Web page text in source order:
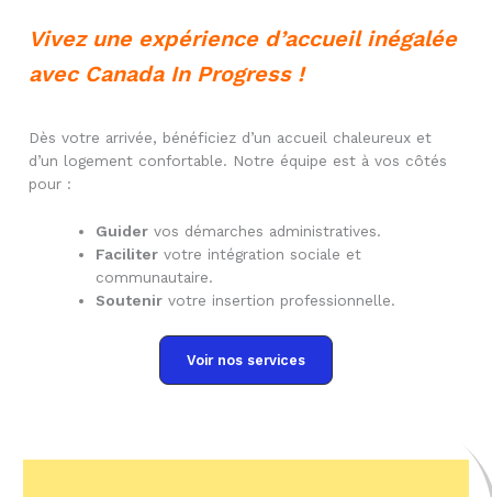
Vivez une expérience d’accueil inégalée
avec Canada In Progress !
Dès votre arrivée, bénéficiez d’un accueil chaleureux et
d’un logement confortable. Notre équipe est à vos côtés
pour :
Guider vos démarches administratives.
Faciliter votre intégration sociale et
communautaire.
Soutenir votre insertion professionnelle.
Voir nos services